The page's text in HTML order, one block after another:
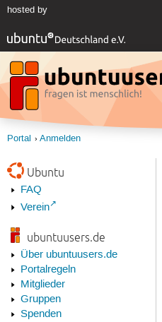
hosted by
Portal Anmelden
Ubuntu
FAQ
Verein
ubuntuusers.de
Über ubuntuusers.de
Portalregeln
Mitglieder
Gruppen
Spenden